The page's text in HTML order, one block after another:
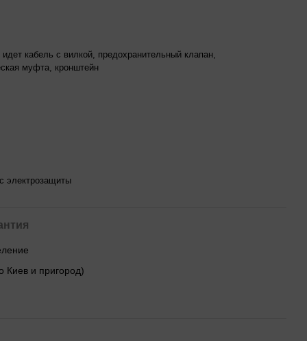
идет кабель с вилкой, предохранительный клапан,
муфта, кронштейн
электрозащиты
Киев и пригород)